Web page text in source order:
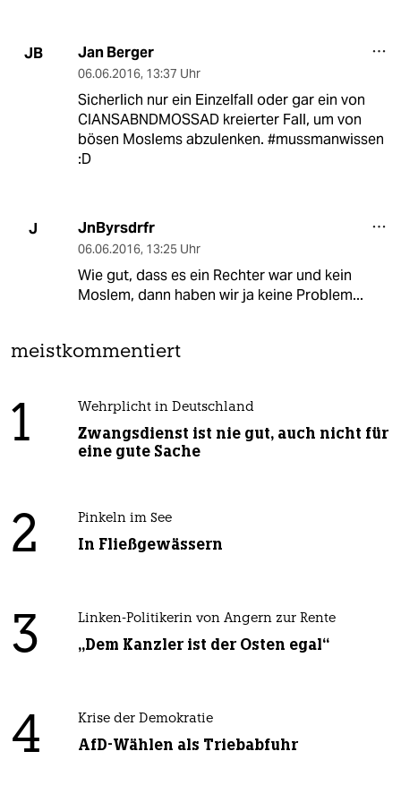
JB Jan Berger
06.06.2016, 13:37 Uhr
Sicherlich nur ein Einzelfall oder gar ein von
CIANSABNDMOSSAD kreierter Fall, um von
bösen Moslems abzulenken. #mussmanwissen
:D
J JnByrsdrfr
06.06.2016, 13:25 Uhr
Wie gut, dass es ein Rechter war und kein
Moslem, dann haben wir ja keine Problem...
meistkommentiert
1 Wehrplicht in Deutschland
Zwangsdienst ist nie gut, auch nicht für
eine gute Sache
2 Pinkeln im See
In Fließgewässern
3 Linken-Politikerin von Angern zur Rente
„Dem Kanzler ist der Osten egal“
4 Krise der Demokratie
AfD-Wählen als Triebabfuhr